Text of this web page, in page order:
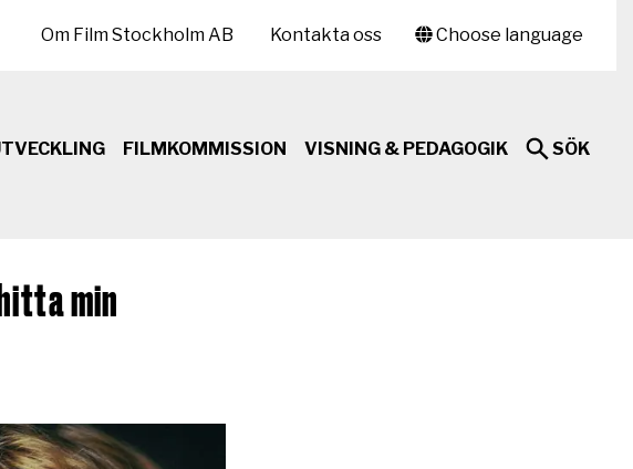
Choose language
Om Film Stockholm AB Kontakta oss
FILMKOMMISSION VISNING & PEDAGOGIK SÖK
min